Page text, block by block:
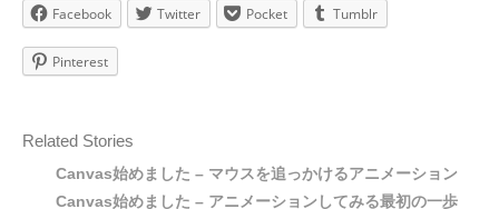
Facebook Twitter Pocket Tumblr
Pinterest
Related Stories
Canvas始めました – マウスを追っかけるアニメーション
Canvas始めました – アニメーションしてみる最初の一歩